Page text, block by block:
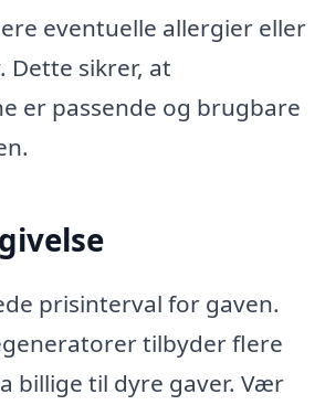
eventuelle allergier eller
Dette sikrer, at
er passende og brugbare
prisinterval for gaven.
tilbyder flere
billige til dyre gaver. Vær